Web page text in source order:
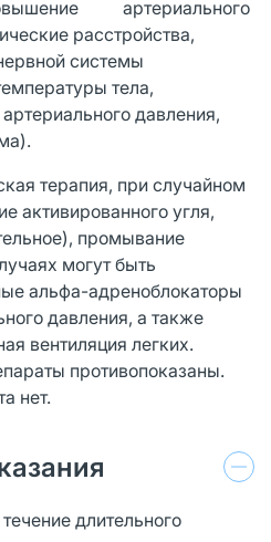
артериального
расстройства,
системы
тела,
давления,
терапия, при случайном
активированного угля,
промывание
могут быть
альфа-адреноблокаторы
давления, а также
вентиляция легких.
противопоказаны.
нет.
длительного